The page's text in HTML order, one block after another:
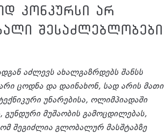
კონკურსი არ
შესაძლებლობები
აძლევს ახალგაზრდებს შანსს
ცოდნა და დაინახონ, სად არის მათი
უნარებისა, ოლიმპიადაში
მუშაობის გამოცდილებას,
შეგიძლია გლობალურ მასშტაბზე